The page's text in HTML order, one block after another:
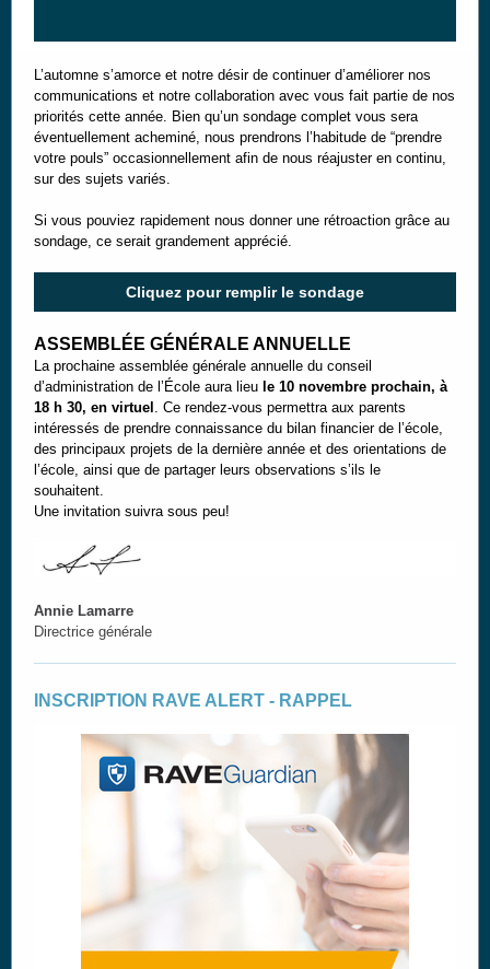
L’automne s’amorce et notre désir de continuer d’améliorer nos
communications et notre collaboration avec vous fait partie de nos
priorités cette année. Bien qu’un sondage complet vous sera
éventuellement acheminé, nous prendrons l’habitude de “prendre
votre pouls” occasionnellement afin de nous réajuster en continu,
sur des sujets variés.
Si vous pouviez rapidement nous donner une rétroaction grâce au
sondage, ce serait grandement apprécié.
Cliquez pour remplir le sondage
ASSEMBLÉE GÉNÉRALE ANNUELLE
La prochaine assemblée générale annuelle du conseil
d’administration de l’École aura lieu le 10 novembre prochain, à
18 h 30, en virtuel . Ce rendez-vous permettra aux parents
intéressés de prendre connaissance du bilan financier de l’école,
des principaux projets de la dernière année et des orientations de
l’école, ainsi que de partager leurs observations s’ils le
souhaitent.
Une invitation suivra sous peu!
Annie Lamarre
Directrice générale
INSCRIPTION RAVE ALERT - RAPPEL